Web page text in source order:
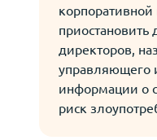
корпоративной
приостановить
директоров,
управляющего
информации о
риск